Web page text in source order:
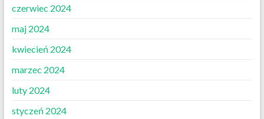
czerwiec 2024
maj 2024
kwiecień 2024
marzec 2024
luty 2024
styczeń 2024